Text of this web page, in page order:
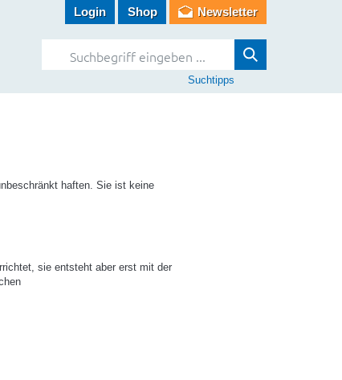
Login Shop Newsletter
Suchtipps
haften. Sie ist keine
sie entsteht aber erst mit der